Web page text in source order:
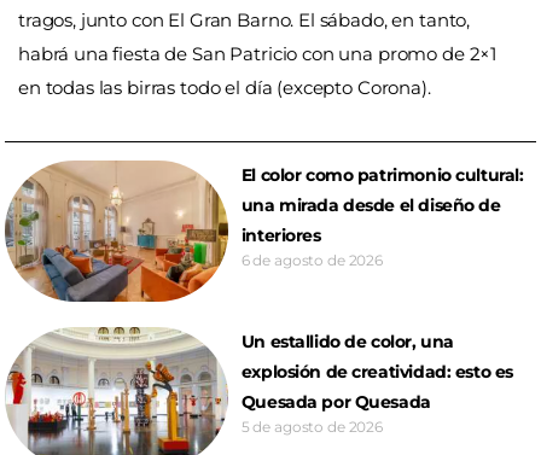
tragos, junto con El Gran Barno. El sábado, en tanto,
habrá una fiesta de San Patricio con una promo de 2×1
en todas las birras todo el día (excepto Corona).
El color como patrimonio cultural:
una mirada desde el diseño de
interiores
6 de agosto de 2026
Un estallido de color, una
explosión de creatividad: esto es
Quesada por Quesada
5 de agosto de 2026